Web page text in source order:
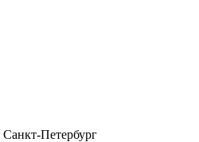
Санкт-Петербург